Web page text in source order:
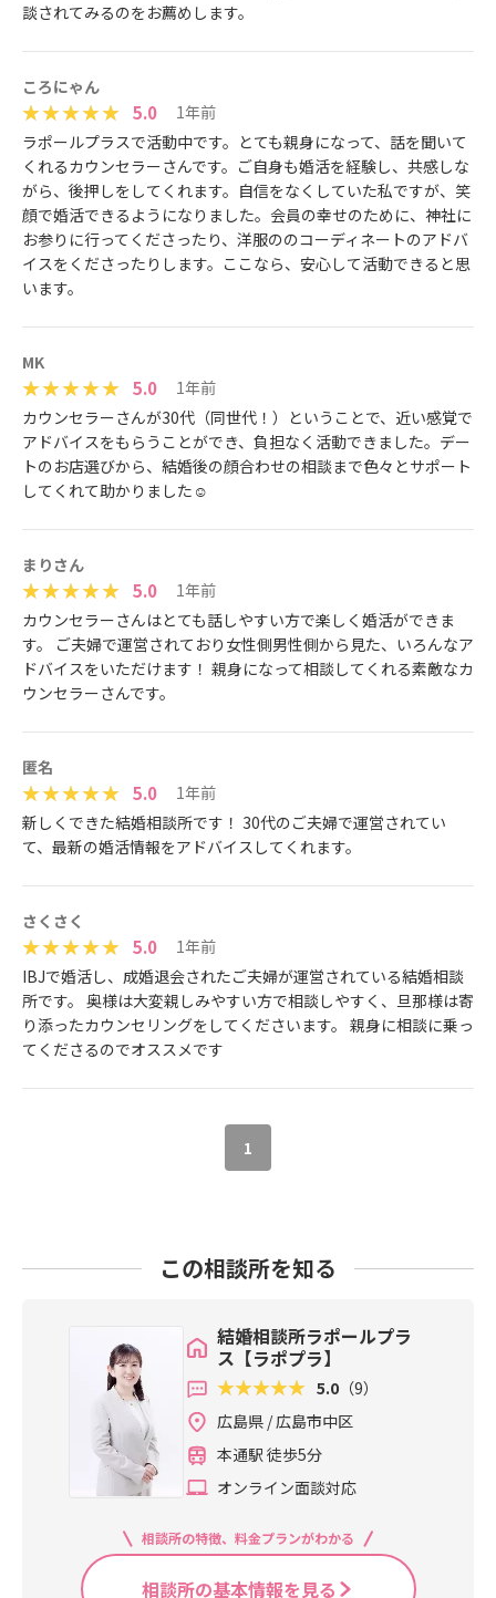
談されてみるのをお薦めします。
ころにゃん
5.0
1年前
ラポールプラスで活動中です。とても親身になって、話を聞いて
くれるカウンセラーさんです。ご自身も婚活を経験し、共感しな
がら、後押しをしてくれます。自信をなくしていた私ですが、笑
顔で婚活できるようになりました。会員の幸せのために、神社に
お参りに行ってくださったり、洋服ののコーディネートのアドバ
イスをくださったりします。ここなら、安心して活動できると思
います。
MK
5.0
1年前
カウンセラーさんが30代（同世代！）ということで、近い感覚で
アドバイスをもらうことができ、負担なく活動できました。デー
トのお店選びから、結婚後の顔合わせの相談まで色々とサポート
してくれて助かりました☺️
まりさん
5.0
1年前
カウンセラーさんはとても話しやすい方で楽しく婚活ができま
す。 ご夫婦で運営されており女性側男性側から見た、いろんなア
ドバイスをいただけます！ 親身になって相談してくれる素敵なカ
ウンセラーさんです。
匿名
5.0
1年前
新しくできた結婚相談所です！ 30代のご夫婦で運営されてい
て、最新の婚活情報をアドバイスしてくれます。
さくさく
5.0
1年前
IBJで婚活し、成婚退会されたご夫婦が運営されている結婚相談
所です。 奥様は大変親しみやすい方で相談しやすく、旦那様は寄
り添ったカウンセリングをしてくださいます。 親身に相談に乗っ
てくださるのでオススメです
1
この相談所を知る
結婚相談所ラポールプラ
ス【ラポプラ】
5.0 （9）
広島県 / 広島市中区
本通駅 徒歩5分
オンライン面談対応
相談所の特徴、料金プランがわかる
相談所の基本情報を見る